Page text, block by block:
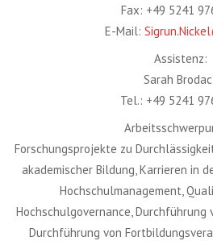
Fax: +49 5241
E-Mail:
Assistenz:
Sarah
Tel.: +49 5241
Forschungsprojekte zu
akademischer Bildung, Karrieren in
Hochschulmanagement,
Hochschulgovernance,
Durchführung von